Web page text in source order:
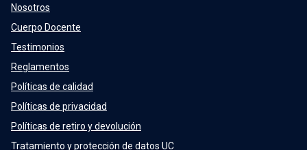
Nosotros
Cuerpo Docente
Testimonios
Reglamentos
Políticas de calidad
Políticas de privacidad
Políticas de retiro y devolución
Tratamiento y protección de datos UC